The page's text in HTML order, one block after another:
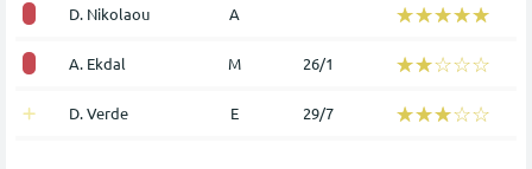
D. Nikolaou Α ☆☆☆☆☆
★★★★★
A. Ekdal Μ 26/1 ☆☆☆☆☆
★★★★★
D. Verde Ε 29/7 ☆☆☆☆☆
★★★★★